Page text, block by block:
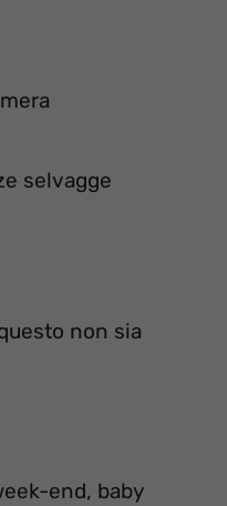
selvagge
non sia
end, baby